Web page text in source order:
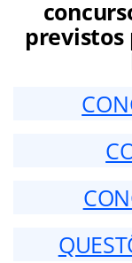
previstos